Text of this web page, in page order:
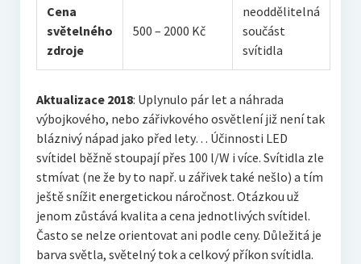
Cena
světelného
zdroje
500 – 2000 Kč
neoddělitelná
součást
svítidla
Aktualizace 2018: Uplynulo pár let a náhrada
výbojkového, nebo zářivkového osvětlení již není tak
bláznivý nápad jako před lety… Účinnosti LED
svítidel běžně stoupají přes 100 l/W i více. Svítidla zle
stmívat (ne že by to např. u zářivek také nešlo) a tím
ještě snížit energetickou náročnost. Otázkou už
jenom zůstává kvalita a cena jednotlivých svítidel.
Často se nelze orientovat ani podle ceny. Důležitá je
barva světla, světelný tok a celkový příkon svítidla.